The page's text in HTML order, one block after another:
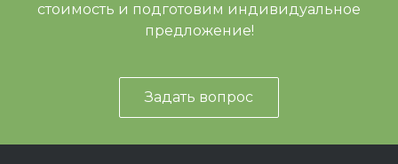
стоимость и подготовим индивидуальное
предложение!
Задать вопрос